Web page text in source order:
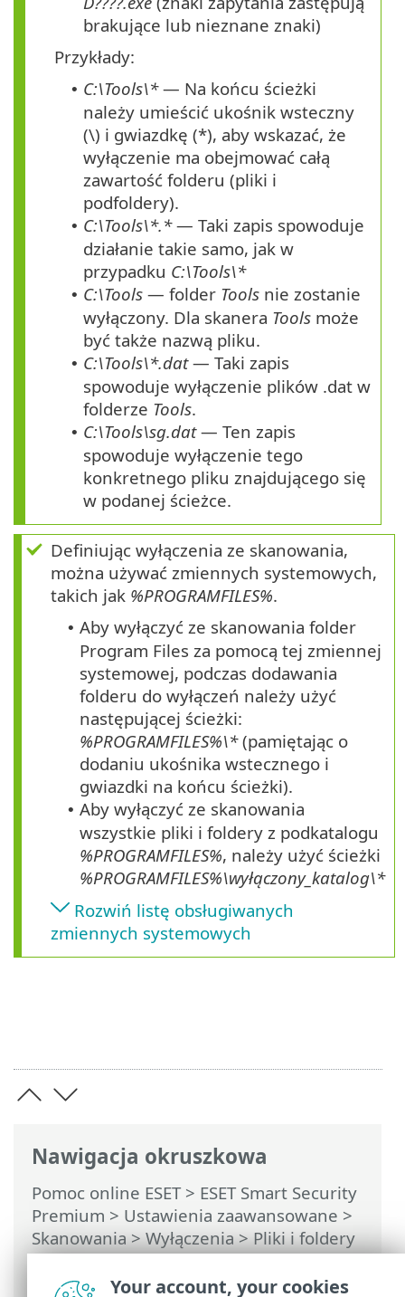
Nawigacja okruszkowa
Pomoc online ESET> ESET Smart Security
Premium > Ustawienia zaawansowane >
Skanowania>Wyłączenia>Pliki i foldery
wyłączone ze skanowania> Format
ścieżki wyłączenia
brakujące lub nieznane znaki)
Przykłady:
• C:\Tools\*— Na końcu ścieżki
należy umieścić ukośnik wsteczny
(\) i gwiazdkę (*), aby wskazać, że
wyłączenie ma obejmować całą
zawartość folderu (pliki i
podfoldery).
• C:\Tools\*.*— Taki zapis spowoduje
działanie takie samo, jak w
przypadku C:\Tools\*
• C:\Tools — folder Tools nie zostanie
wyłączony. Dla skanera Tools może
być także nazwą pliku.
• C:\Tools\*.dat— Taki zapis
spowoduje wyłączenie plików .dat w
folderze Tools.
• C:\Tools\sg.dat— Ten zapis
spowoduje wyłączenie tego
konkretnego pliku znajdującego się
w podanej ścieżce.
Definiując wyłączenia ze skanowania,
można używać zmiennych systemowych,
takich jak %PROGRAMFILES%.
• Aby wyłączyć ze skanowania folder
Program Files za pomocą tej zmiennej
systemowej, podczas dodawania
folderu do wyłączeń należy użyć
następującej ścieżki:
%PROGRAMFILES%\*(pamiętając o
dodaniu ukośnika wstecznego i
gwiazdki na końcu ścieżki).
• Aby wyłączyć ze skanowania
wszystkie pliki i foldery z podkatalogu
%PROGRAMFILES%, należy użyć ścieżki
%PROGRAMFILES%\wyłączony_katalog\*
Rozwiń listę obsługiwanych
zmiennych systemowych
Your account, your cookies